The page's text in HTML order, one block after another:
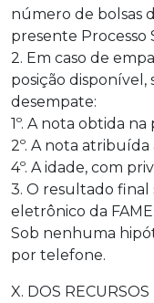
número de bolsas
presente Processo
2. Em caso de
posição disponível,
desempate:
1º. A nota obtida na
2º. A nota
4º. A idade, com
3. O resultado
eletrônico da
Sob nenhuma
por telefone.
X. DOS RECURSOS